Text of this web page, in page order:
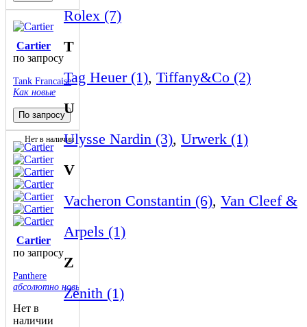
Rolex (7)
T
Tag Heuer (1), Tiffany&Co (2)
U
Ulysse Nardin (3), Urwerk (1)
V
Vacheron Constantin (6), Van Cleef &
Arpels (1)
Z
Zenith (1)
Cartier
по запросу
Tank Francaise
Как новые
По запросу
Нет в наличии
Cartier
по запросу
Panthere
абсолютно новые
Нет в
наличии